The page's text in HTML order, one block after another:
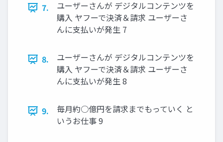
7.
ユーザーさんが デジタルコンテンツを
購入 ヤフーで決済＆請求 ユーザーさ
んに支払いが発生 7
8.
ユーザーさんが デジタルコンテンツを
購入 ヤフーで決済＆請求 ユーザーさ
んに支払いが発生 8
9.
毎月約○億円を請求までもっていく と
いうお仕事 9